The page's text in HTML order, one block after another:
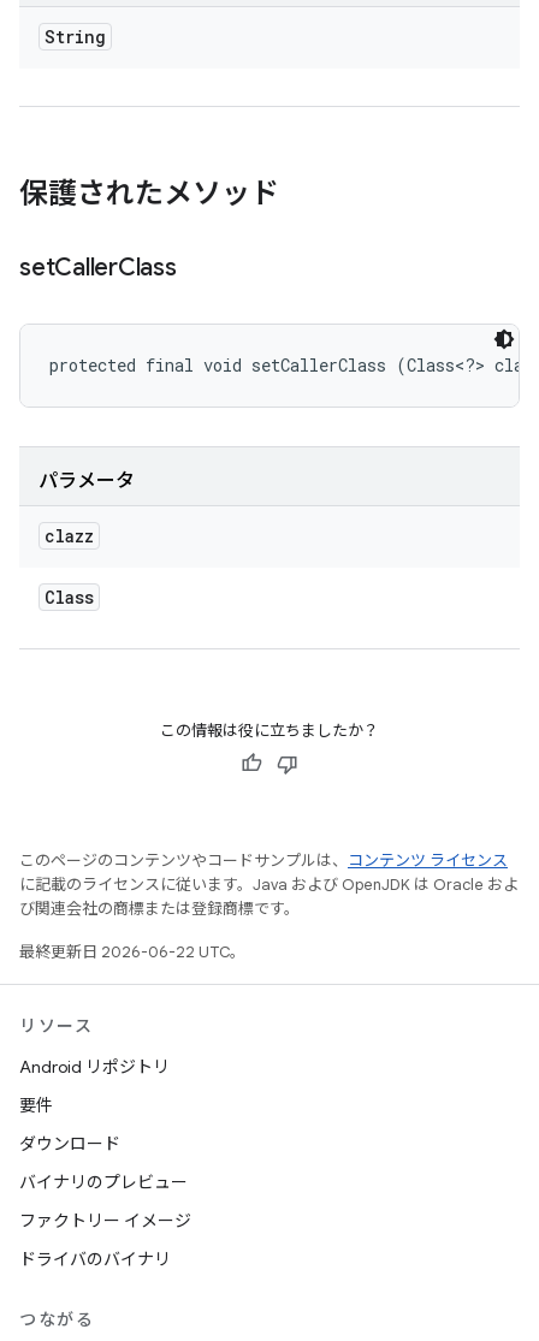
String
保護されたメソッド
setCallerClass
protected final void setCallerClass (Class<?>
パラメータ
clazz
Class
この情報は役に立ちましたか？
このページのコンテンツやコードサンプルは、
コンテンツ ライセンス
に記載のライセンスに従います。Java および OpenJDK は Oracle およ
び関連会社の商標または登録商標です。
最終更新日 2026-06-22 UTC。
リソース
Android リポジトリ
要件
ダウンロード
バイナリのプレビュー
ファクトリー イメージ
ドライバのバイナリ
つながる